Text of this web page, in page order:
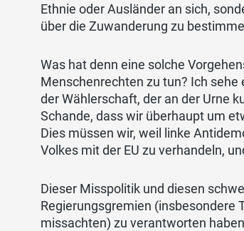
Ethnie oder Ausländer an sich,
über die Zuwanderung zu
Was hat denn eine solche
Menschenrechten zu tun? Ich
der Wählerschaft, der an der Urne
Schande, dass wir überhaupt um
Dies müssen wir, weil linke
Volkes mit der EU zu verhandeln,
Dieser Misspolitik und diesen
Regierungsgremien (insbesondere
missachten) zu verantworten